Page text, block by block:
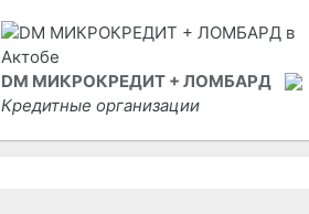
DM МИКРОКРЕДИТ + ЛОМБАРД
Кредитные организации